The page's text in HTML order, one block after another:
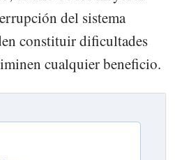
del sistema
constituir dificultades
cualquier beneficio.